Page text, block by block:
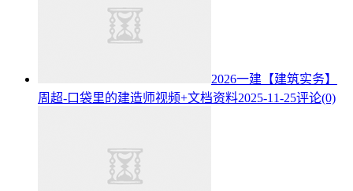
2026一建【建筑实务】
周超-口袋里的建造师视频+文档资料2025-11-25评论(0)